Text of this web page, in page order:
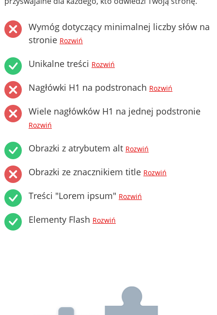
Wymóg dotyczący minimalnej liczby słów na
stronie Rozwiń
Unikalne treści Rozwiń
Nagłówki H1 na podstronach Rozwiń
Wiele nagłówków H1 na jednej podstronie
Rozwiń
Obrazki z atrybutem alt Rozwiń
Obrazki ze znacznikiem title Rozwiń
Treści "Lorem ipsum" Rozwiń
Elementy Flash Rozwiń